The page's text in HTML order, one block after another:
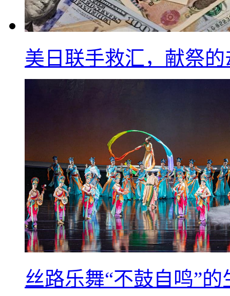
美日联手救汇，献祭
丝路乐舞“不鼓自鸣”